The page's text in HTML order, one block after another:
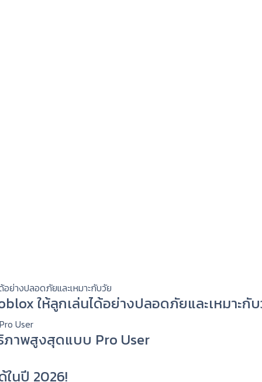
ให้ลูกเล่นได้อย่างปลอดภัยและเหมาะกั
ภาพสูงสุดแบบ Pro User
นปี 2026!